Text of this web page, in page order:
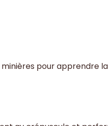
minières pour apprendre